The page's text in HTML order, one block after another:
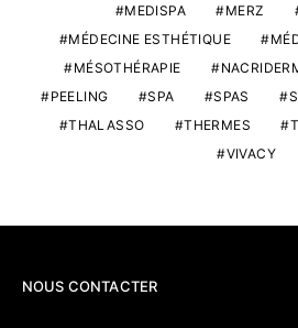
MEDISPA
MERZ
MÉDECINE ESTHÉTIQUE
MÉSOTHÉRAPIE
PEELING
SPA SPAS
THALASSO
THERMES
VIVACY
NOUS CONTACTER